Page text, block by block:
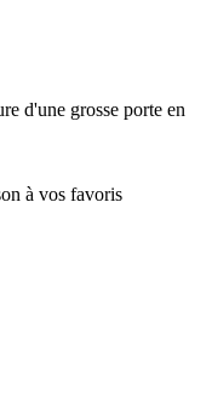
d'une grosse porte en